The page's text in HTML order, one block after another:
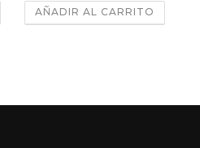
AÑADIR AL CARRITO